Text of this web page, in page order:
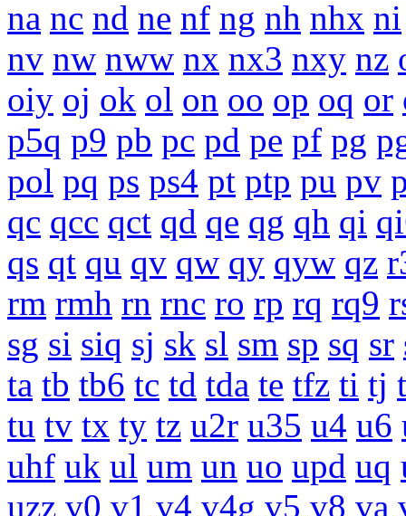
na nc nd ne nf ng nh nhx ni
nv nw nww nx nx3 nxy nz
oiy oj ok ol on oo op oq or
p5q p9 pb pc pd pe pf pg
pol pq ps ps4 pt ptp pu pv
qc qcc qct qd qe qg qh qi
qs qt qu qv qw qy qyw qz
rm rmh rn rnc ro rp rq rq9
sg si siq sj sk sl sm sp sq sr
ta tb tb6 tc td tda te tfz ti tj
tu tv tx ty tz u2r u35 u4 u6
uhf uk ul um un uo upd uq
uzz v0 v1 v4 v4g v5 v8 va